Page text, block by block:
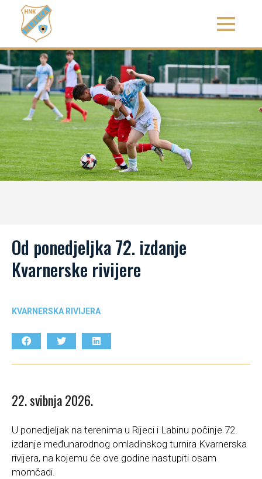
Od ponedjeljka 72. izdanje
Kvarnerske rivijere
KVARNERSKA RIVIJERA
22. svibnja 2026.
U ponedjeljak na terenima u Rijeci i Labinu počinje 72.
izdanje međunarodnog omladinskog turnira Kvarnerska
rivijera, na kojemu će ove godine nastupiti osam
momčadi.